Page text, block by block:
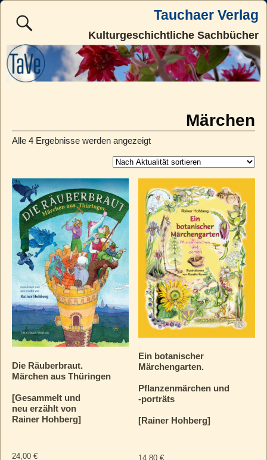
Tauchaer Verlag
Kulturgeschichtliche Sachbücher
Märchen
Alle 4 Ergebnisse werden angezeigt
Die Räuberbraut.
Märchen aus Thüringen
[Gesammelt und
neu erzählt von
Rainer Hohberg]
24,00 €
Ein botanischer
Märchengarten.
Pflanzenmärchen und
‑porträts
[Rainer Hohberg]
14,80€